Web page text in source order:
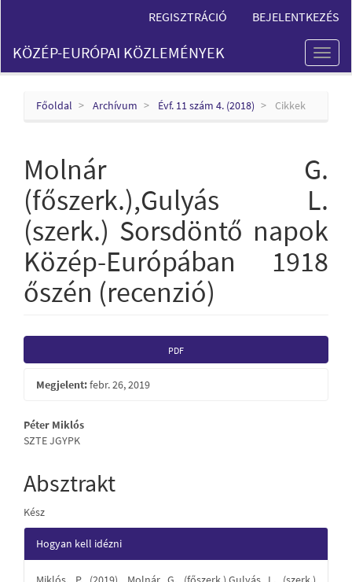
Content
Sidebar
REGISZTRÁCIÓ BEJELENTKEZÉS
Toggle
KÖZÉP-EURÓPAI KÖZLEMÉNYEK
Főoldal Archívum Évf. 11 szám 4. (2018) Cikkek
Molnár G.
(főszerk.),Gulyás L.
(szerk.) Sorsdöntő napok
Közép-Európában 1918
őszén (recenzió)
Article
Sidebar
PDF
Megjelent:febr. 26, 2019
Main
Article
Content
Péter Miklós
SZTE JGYPK
Absztrakt
Kész
Article
Details
Hogyan kell idézni